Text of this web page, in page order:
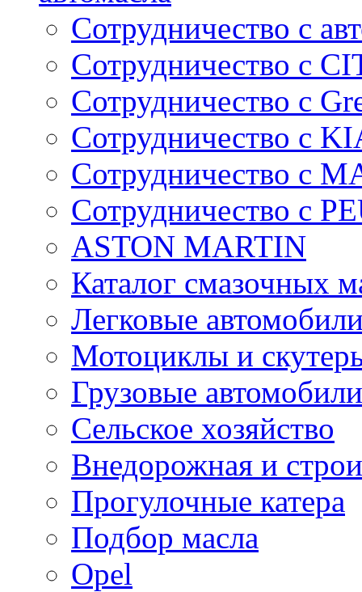
Сотрудничество с
Сотрудничество с
Сотрудничество с
Сотрудничество с
Сотрудничество с
Сотрудничество с
ASTON MARTIN
Каталог смазочных
Легковые
Мотоциклы и
Грузовые автомобили
Сельское хозяйство
Внедорожная и
Прогулочные катера
Подбор масла
Opel